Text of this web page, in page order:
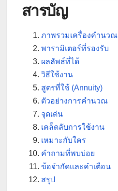
สารบัญ
ภาพรวมเครื่องคำนวณ
พารามิเตอร์ที่รองรับ
ผลลัพธ์ที่ได้
วิธีใช้งาน
สูตรที่ใช้ (Annuity)
ตัวอย่างการคำนวณ
จุดเด่น
เคล็ดลับการใช้งาน
เหมาะกับใคร
คำถามที่พบบ่อย
ข้อจำกัดและคำเตือน
สรุป